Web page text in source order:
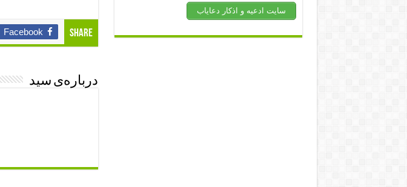
Share
Facebook
درباره‌ی سید
سایت ادعیه و اذکار دعایاب